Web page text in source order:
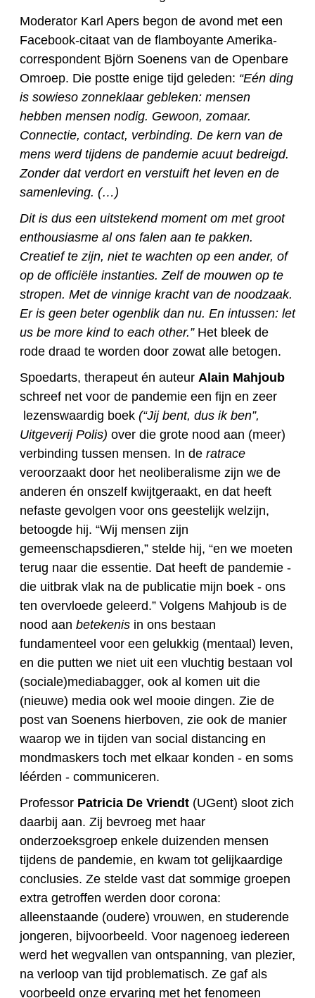
Moderator Karl Apers begon de avond met een
Facebook-citaat van de flamboyante Amerika-
correspondent Björn Soenens van de Openbare
Omroep. Die postte enige tijd geleden: “Eén ding
is sowieso zonneklaar gebleken: mensen
hebben mensen nodig. Gewoon, zomaar.
Connectie, contact, verbinding. De kern van de
mens werd tijdens de pandemie acuut bedreigd.
Zonder dat verdort en verstuift het leven en de
samenleving. (…)
Dit is dus een uitstekend moment om met groot
enthousiasme al ons falen aan te pakken.
Creatief te zijn, niet te wachten op een ander, of
op de officiële instanties. Zelf de mouwen op te
stropen. Met de vinnige kracht van de noodzaak.
Er is geen beter ogenblik dan nu. En intussen: let
us be more kind to each other.”Het bleek de
rode draad te worden door zowat alle betogen.
Spoedarts, therapeut én auteur Alain Mahjoub
schreef net voor de pandemie een fijn en zeer
lezenswaardig boek (“Jij bent, dus ik ben”,
Uitgeverij Polis) over die grote nood aan (meer)
verbinding tussen mensen. In de ratrace
veroorzaakt door het neoliberalisme zijn we de
anderen én onszelf kwijtgeraakt, en dat heeft
nefaste gevolgen voor ons geestelijk welzijn,
betoogde hij. “Wij mensen zijn
gemeenschapsdieren,” stelde hij, “en we moeten
terug naar die essentie. Dat heeft de pandemie -
die uitbrak vlak na de publicatie mijn boek - ons
ten overvloede geleerd.” Volgens Mahjoub is de
nood aan betekenis in ons bestaan
fundamenteel voor een gelukkig (mentaal) leven,
en die putten we niet uit een vluchtig bestaan vol
(sociale)mediabagger, ook al komen uit die
(nieuwe) media ook wel mooie dingen. Zie de
post van Soenens hierboven, zie ook de manier
waarop we in tijden van social distancing en
mondmaskers toch met elkaar konden - en soms
léérden - communiceren.
Professor Patricia De Vriendt (UGent) sloot zich
daarbij aan. Zij bevroeg met haar
onderzoeksgroep enkele duizenden mensen
tijdens de pandemie, en kwam tot gelijkaardige
conclusies. Ze stelde vast dat sommige groepen
extra getroffen werden door corona:
alleenstaande (oudere) vrouwen, en studerende
jongeren, bijvoorbeeld. Voor nagenoeg iedereen
werd het wegvallen van ontspanning, van plezier,
na verloop van tijd problematisch. Ze gaf als
voorbeeld onze ervaring met het fenomeen